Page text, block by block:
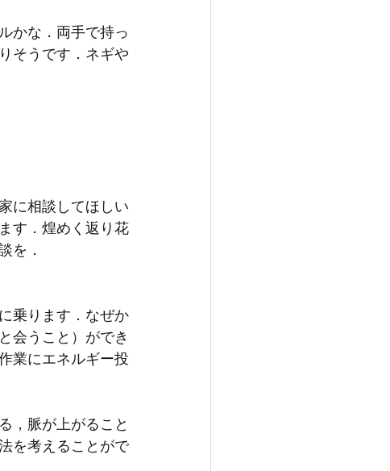
かな．両手で持っ
そうです．ネギや
に相談してほしい
す．煌めく返り花
を．
乗ります．なぜか
会うこと）ができ
業にエネルギー投
，脈が上がること
を考えることがで